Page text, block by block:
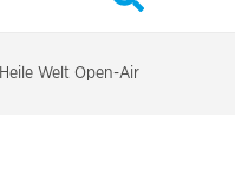
Heile Welt Open-Air